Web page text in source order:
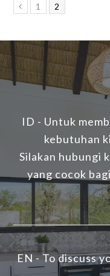
Previous
1 2
ID - Untuk
kebutuhan
Silakan hubungi
yang cocok
EN - To discuss